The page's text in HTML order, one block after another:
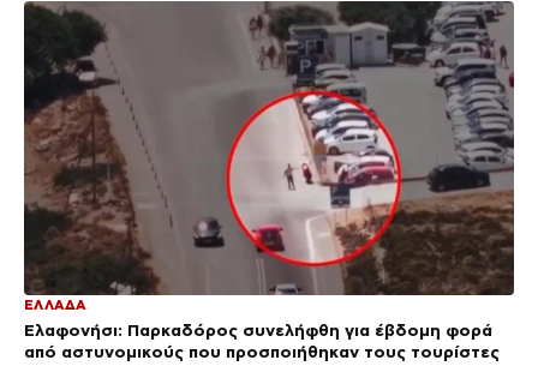
ΕΛΛΑΔΑ
Ελαφονήσι: Παρκαδόρος συνελήφθη για έβδομη φορά
από αστυνομικούς που προσποιήθηκαν τους τουρίστες